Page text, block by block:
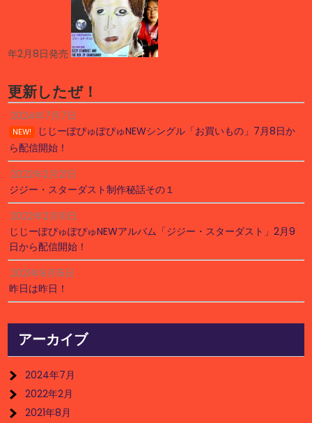
年2月8日発売
更新したぜ！
2024年7月7日
NEW!
じじーぽぴゅぽぴゅNEWシングル「お買いもの」7月8日か
ら配信開始！
2022年2月21日
ジジー・スターダスト制作秘話その１
2022年2月10日
じじーぽぴゅぽぴゅNEWアルバム「ジジー・スターダスト」2月9
日から配信開始！
2021年8月15日
昨日は昨日！
アーカイブ
2024年7月
2022年2月
2021年8月